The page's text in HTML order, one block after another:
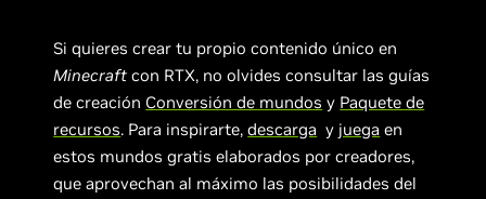
Si quieres crear tu propio contenido único en
Minecraft con RTX, no olvides consultar las guías
de creación Conversión de mundos y Paquete de
recursos. Para inspirarte,descarga y juega en
estos mundos gratis elaborados por creadores,
que aprovechan al máximo las posibilidades del